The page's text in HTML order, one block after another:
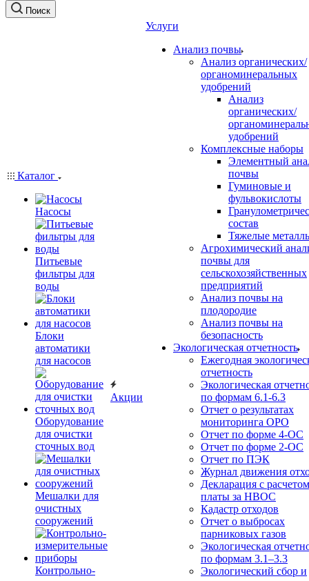
Поиск
Каталог
Насосы
Питьевые
фильтры для
воды
Блоки
автоматики
для насосов
Оборудование
для очистки
сточных вод
Мешалки для
очистных
сооружений
Контрольно-
Акции
Услуги
Анализ почвы
Анализ органических/
органоминеральных
удобрений
Анализ
органических/
удобрений
Комплексные наборы
Элементный
почвы
Гуминовые и
фульвокислоты
состав
Тяжелые
Агрохимический
почвы для
сельскохозяйственных
предприятий
Анализ почвы на
плодородие
Анализ почвы на
безопасность
Экологическая отчетность
Ежегодная
отчетность
Экологическая
по формам 6.1-6.3
Отчет о результатах
мониторинга ОРО
Отчет по форме 4-ОС
Отчет по форме 2-ОС
Отчет по ПЭК
Журнал движения
Декларация с расчетом
платы за НВОС
Кадастр отходов
Отчет о выбросах
парниковых газов
Экологическая
по формам 3.1–3.3
Экологический сбор и